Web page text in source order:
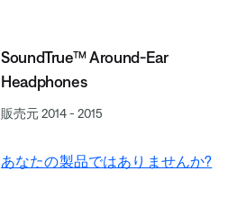
SoundTrue™ Around-Ear
Headphones
販売元 2014 - 2015
あなたの製品ではありませんか?